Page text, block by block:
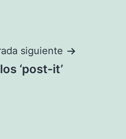
siguiente
‘post-it’